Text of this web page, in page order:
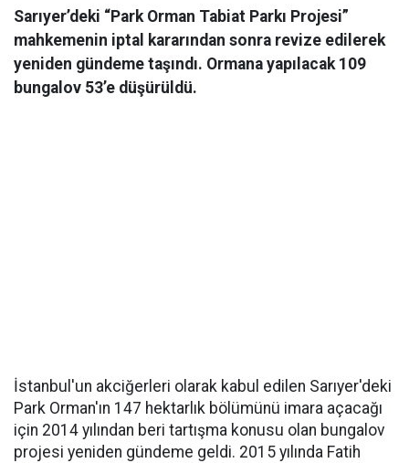
Sarıyer’deki “Park Orman Tabiat Parkı Projesi”
mahkemenin iptal kararından sonra revize edilerek
yeniden gündeme taşındı. Ormana yapılacak 109
bungalov 53’e düşürüldü.
İstanbul'un akciğerleri olarak kabul edilen Sarıyer'deki
Park Orman'ın 147 hektarlık bölümünü imara açacağı
için 2014 yılından beri tartışma konusu olan bungalov
projesi yeniden gündeme geldi. 2015 yılında Fatih